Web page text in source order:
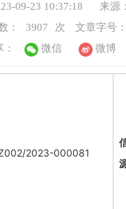
09-23 10:37:18
来源
： 3907 次 文章字号：
：
微信 微博
2023-000081